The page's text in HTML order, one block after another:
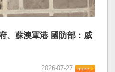
、蘇澳軍港 國防部：威
2026-07-27